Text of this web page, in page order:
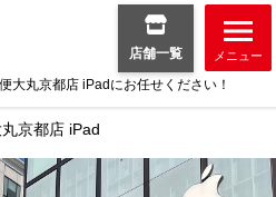
大丸京都店 iPadにお任せください！
店舗一覧 メニュー
丸京都店 iPad